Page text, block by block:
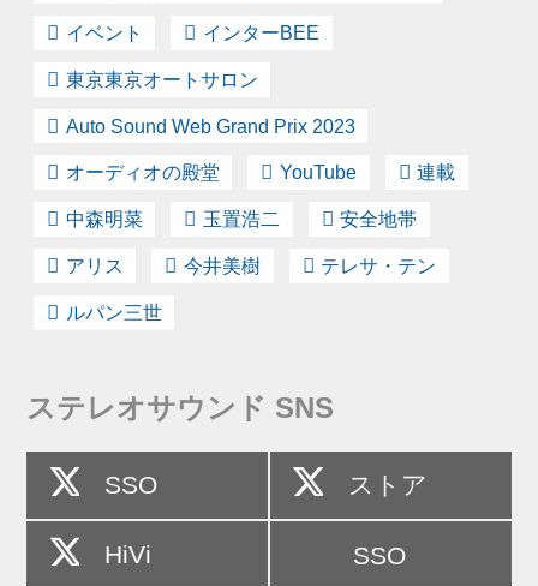
イベント インターBEE
東京東京オートサロン
Auto Sound Web Grand Prix 2023
オーディオの殿堂 YouTube 連載
中森明菜 玉置浩二 安全地帯
アリス 今井美樹 テレサ・テン
ルパン三世
ステレオサウンド SNS
SSO ストア
HiVi SSO